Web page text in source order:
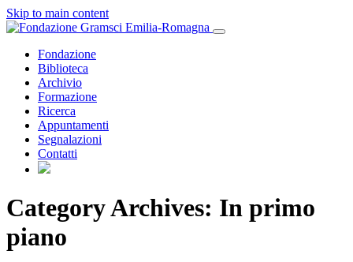
Skip to main content
Fondazione
Biblioteca
Archivio
Formazione
Ricerca
Appuntamenti
Segnalazioni
Contatti
Category Archives: In primo
piano